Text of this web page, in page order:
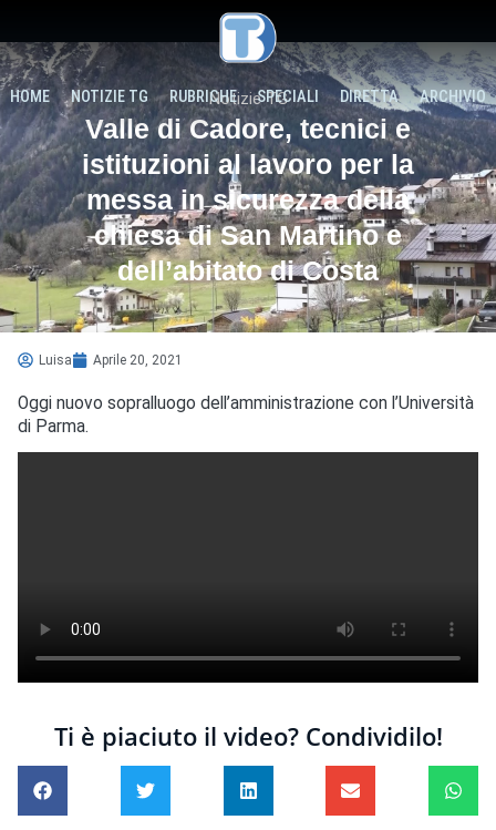
HOME NOTIZIE TG RUBRICHE SPECIALI DIRETTA ARCHIVIO
Notizie TG
Valle di Cadore, tecnici e
istituzioni al lavoro per la
messa in sicurezza della
chiesa di San Martino e
dell’abitato di Costa
Luisa Aprile 20, 2021
Oggi nuovo sopralluogo dell’amministrazione con l’Università
di Parma.
Ti è piaciuto il video? Condividilo!